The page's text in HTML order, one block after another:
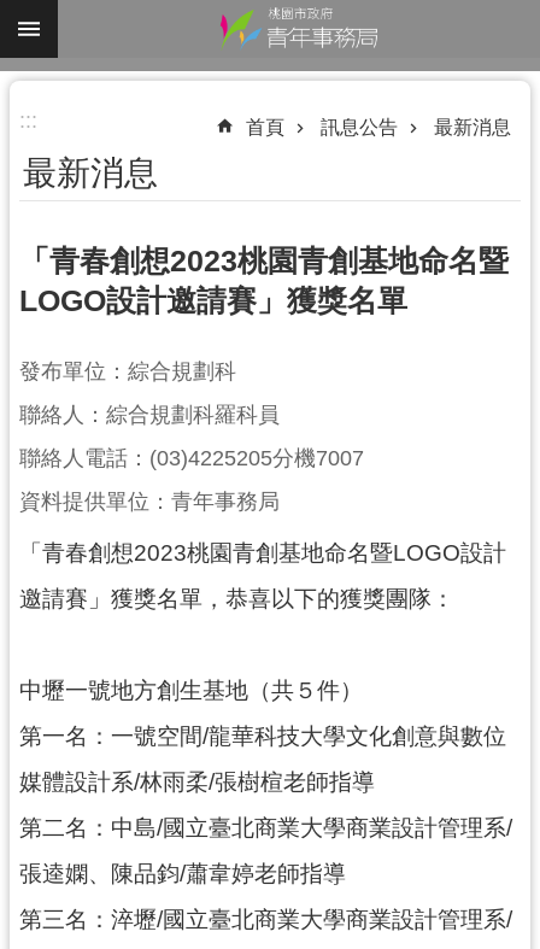
跳到主要內容區塊
進
搜
尋
認
我
們
業
資
訊
訊
息
便
民
服
桃
青
資
::: 首頁 訊息公告 最新消息
最新消息
「青春創想2023桃園青創基地命名暨
LOGO設計邀請賽」獲獎名單
發布單位：綜合規劃科
聯絡人：綜合規劃科羅科員
聯絡人電話：(03)4225205分機7007
資料提供單位：青年事務局
「青春創想2023桃園青創基地命名暨LOGO設計
邀請賽」獲獎名單，恭喜以下的獲獎團隊：
中壢一號地方創生基地（共５件）
第一名：一號空間/龍華科技大學文化創意與數位
媒體設計系/林雨柔/張樹楦老師指導
第二名：中島/國立臺北商業大學商業設計管理系/
張逵嫻、陳品鈞/蕭韋婷老師指導
第三名：淬壢/國立臺北商業大學商業設計管理系/